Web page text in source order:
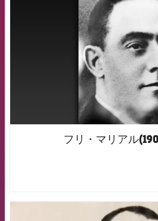
フリ・マリアル
FCB